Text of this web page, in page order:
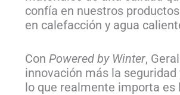
confía en nuestros
en calefacción y agua
Con Powered by Winter,
innovación más la
lo que realmente importa es